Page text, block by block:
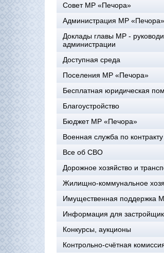
Совет МР «Печора»
Администрация МР «Печора»
Доклады главы МР -
администрации
Доступная среда
Поселения МР «Печора»
Бесплатная юридическая
Благоустройство
Бюджет МР «Печора»
Военная служба по контракту
Все об СВО
Дорожное хозяйство и
Жилищно-коммунальное
Имущественная поддержка
Информация для
Конкурсы, аукционы
Контрольно-счётная